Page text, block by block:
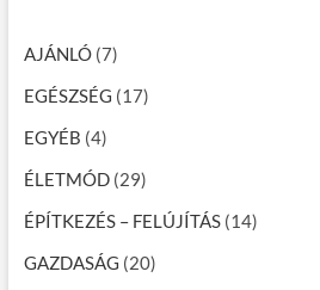
v
i
g
á
c
i
ó
AJÁNLÓ(7)
EGÉSZSÉG (17)
EGYÉB (4)
ÉLETMÓD(29)
ÉPÍTKEZÉS – FELÚJÍTÁS(14)
GAZDASÁG (20)